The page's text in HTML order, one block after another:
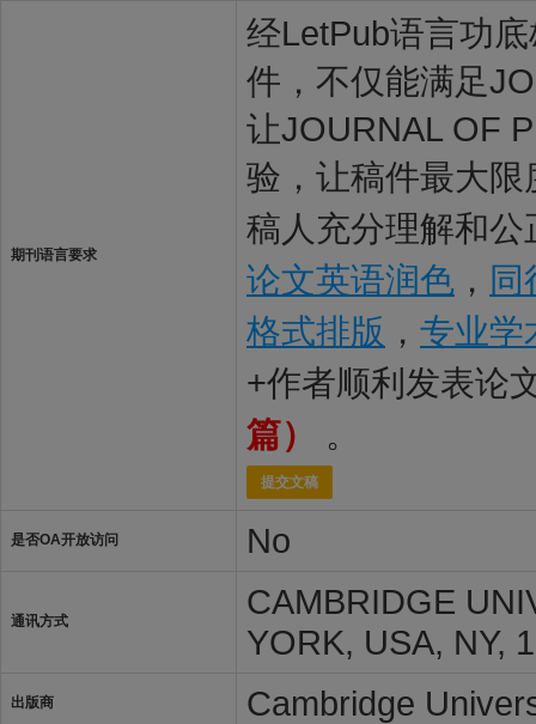
期刊语言要求
经LetPub语言功
件，不仅能满足
让JOURNAL OF
验，让稿件最大
稿人充分理解和
论文英语润色 ， 同
格式排版 ， 专业学
+作者顺利发表论
篇）
。
提交文稿
是否OA开放访问 No
通讯方式
CAMBRIDGE
YORK, USA, NY,
出版商 Cambridge